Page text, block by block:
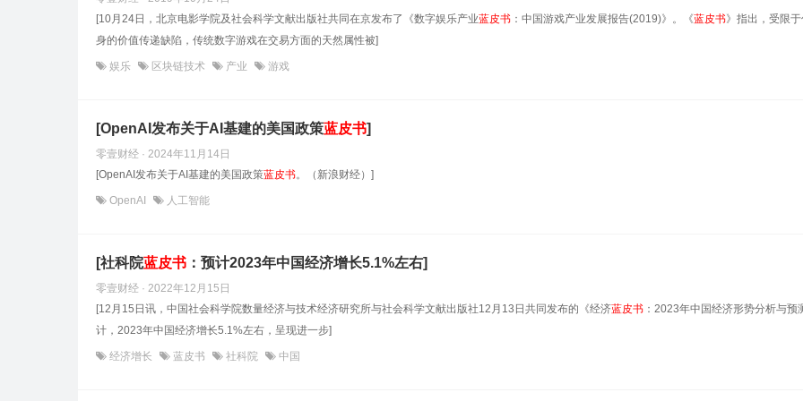
[10月24日，北京电影学院及社会科学文献出版社共同在京发布了《数字娱乐产业蓝皮书 ：中国游戏产业发展报告(2019)》。《蓝皮书》指出，受限
身的价值传递缺陷，传统数字游戏在交易方面的天然属性被]
娱乐 区块链技术 产业 游戏
[OpenAI发布关于AI基建的美国政策蓝皮书]
零壹财经 · 2024年11月14日
[OpenAI发布关于AI基建的美国政策蓝皮书。（新浪财经）]
OpenAI 人工智能
[社科院蓝皮书 ：预计2023年中国经济增长5.1%左右]
零壹财经 · 2022年12月15日
[12月15日讯，中国社会科学院数量经济与技术经济研究所与社会科学文献出版社12月13日共同发布的《经济蓝皮书 ：2023年中国经济形势分析与预
计，2023年中国经济增长5.1%左右，呈现进一步]
经济增长 蓝皮书 社科院 中国